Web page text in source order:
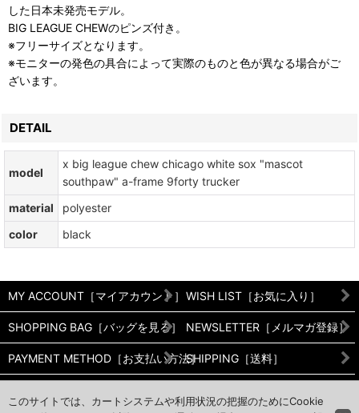
した日本未発売モデル。
BIG LEAGUE CHEWのピンズ付き。
※フリーサイズとなります。
※モニターの発色の具合によって実際のものと色が異なる場合がご
ざいます。
DETAIL
model
x big league chew chicago white sox "mascot
southpaw" a-frame 9forty trucker
material
polyester
color
black
MY ACCOUNT［マイアカウント］ WISH LIST［お気に入り］
SHOPPING BAG［バッグを見る］ NEWSLETTER［メルマガ登録］
PAYMENT METHOD［お支払い方法］SHIPPING［送料］
このサイトでは、カートシステムや利用状況の把握のためにCookie